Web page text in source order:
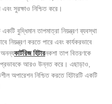
সুরক্ষাও নিশ্চিত করে।
বুদ্ধিমান তাপমাত্রা নিয়ন্ত্রণ ব্যবস্থা
নিয়ন্ত্রণ করতে পারে এবং কার্যকরভাবে
কার্টরিজ হিটারনকশা তাপ বিতরণকে
আরও উন্নত করে। এছাড়াও,
অপারেশন নিশ্চিত করতে হিটারটি একটি